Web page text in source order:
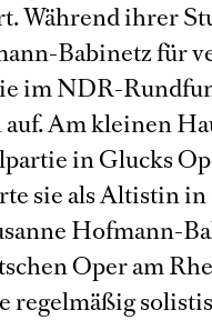
Während ihrer
Babinetz für
im NDR-
Am kleinen
in Glucks
sie als Altistin
Hofmann-
Oper am